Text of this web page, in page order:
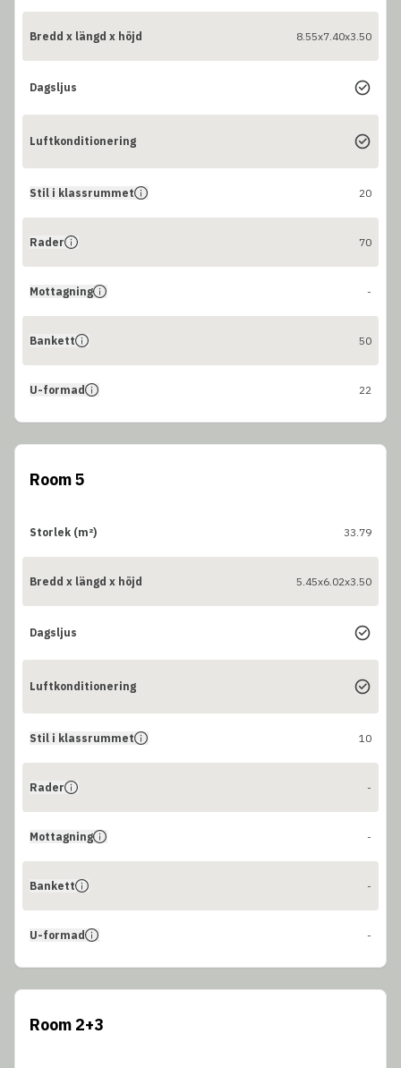
Bredd x längd x höjd 8.55x7.40x3.50
Dagsljus
Luftkonditionering
Stil i klassrummet 20
Rader 70
Mottagning -
Bankett 50
U-formad 22
Room 5
Storlek (m²) 33.79
Bredd x längd x höjd 5.45x6.02x3.50
Dagsljus
Luftkonditionering
Stil i klassrummet 10
Rader -
Mottagning -
Bankett -
U-formad -
Room 2+3